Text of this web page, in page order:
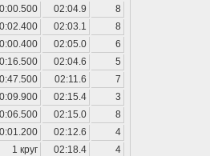
0:00.500 02:04.9
8
0:02.400 02:03.1
8
0:00.400 02:05.0
6
0:16.500 02:04.6
5
0:47.500 02:11.6
7
0:09.900 02:15.4
3
0:06.500 02:15.0
8
0:01.200 02:12.6
4
1 круг 02:18.4 4